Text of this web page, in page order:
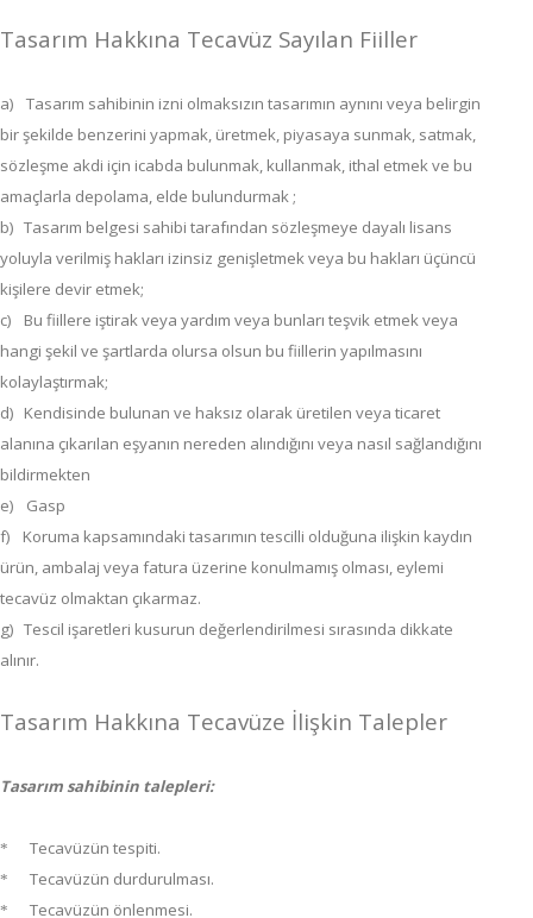
Tasarım Hakkına Tecavüz Sayılan Fiiller
a)
Tasarım sahibinin izni olmaksızın tasarımın aynını veya belirgin
bir şekilde benzerini yapmak, üretmek, piyasaya sunmak, satmak,
sözleşme akdi için icabda bulunmak, kullanmak, ithal etmek ve bu
amaçlarla depolama, elde bulundurmak ;
b) Tasarım belgesi sahibi tarafından sözleşmeye dayalı lisans
yoluyla verilmiş hakları izinsiz genişletmek veya bu hakları üçüncü
kişilere devir etmek;
c)
Bu fiillere iştirak veya yardım veya bunları teşvik etmek veya
hangi şekil ve şartlarda olursa olsun bu fiillerin yapılmasını
kolaylaştırmak;
d) Kendisinde bulunan ve haksız olarak üretilen veya ticaret
alanına çıkarılan eşyanın nereden alındığını veya nasıl sağlandığını
bildirmekten
e)
Gasp
f)
Koruma kapsamındaki tasarımın tescilli olduğuna ilişkin kaydın
ürün, ambalaj veya fatura üzerine konulmamış olması, eylemi
tecavüz olmaktan çıkarmaz.
g) Tescil işaretleri kusurun değerlendirilmesi sırasında dikkate
alınır.
Tasarım Hakkına Tecavüze İlişkin Talepler
Tasarım sahibinin talepleri:
* Tecavüzün tespiti.
* Tecavüzün durdurulması.
* Tecavüzün önlenmesi.